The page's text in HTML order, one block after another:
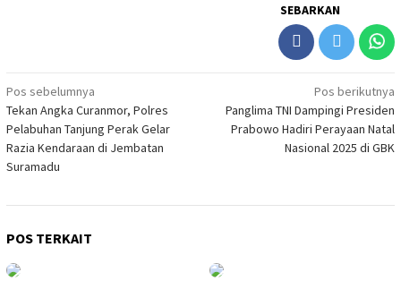
SEBARKAN
Navigasi
pos
Pos sebelumnya
Tekan Angka Curanmor, Polres
Pelabuhan Tanjung Perak Gelar
Razia Kendaraan di Jembatan
Suramadu
Pos berikutnya
Panglima TNI Dampingi Presiden
Prabowo Hadiri Perayaan Natal
Nasional 2025 di GBK
POS TERKAIT